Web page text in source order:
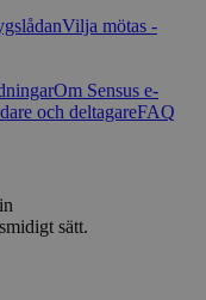
Vilja mötas -
Om Sensus e-
och deltagareFAQ
sätt.